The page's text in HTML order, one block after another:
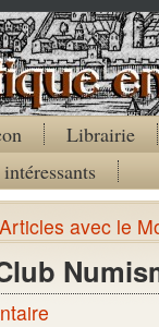
Librairie
Articles avec le